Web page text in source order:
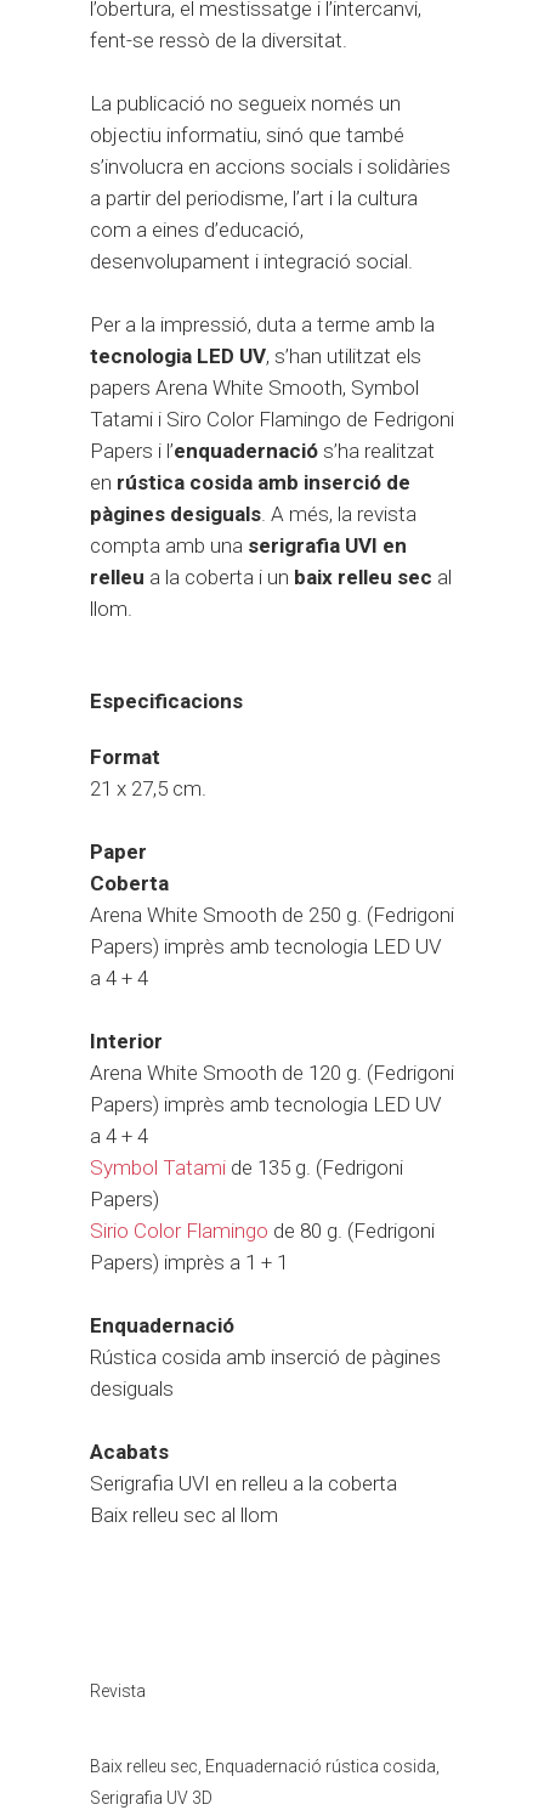
l’obertura, el mestissatge i l’intercanvi,
fent-se ressò de la diversitat.
La publicació no segueix només un
objectiu informatiu, sinó que també
s’involucra en accions socials i solidàries
a partir del periodisme, l’art i la cultura
com a eines d’educació,
desenvolupament i integració social.
Per a la impressió, duta a terme amb la
tecnologia LED UV, s’han utilitzat els
papers Arena White Smooth, Symbol
Tatami i Siro Color Flamingo de Fedrigoni
Papers i l’enquadernació s’ha realitzat
en rústica cosida amb inserció de
pàgines desiguals. A més, la revista
compta amb una serigrafia UVI en
relleu a la coberta i un baix relleu sec al
llom.
Especificacions
Format
21 x 27,5 cm.
Paper
Coberta
Arena White Smooth de 250 g. (Fedrigoni
Papers) imprès amb tecnologia LED UV
a 4 + 4
Interior
Arena White Smooth de 120 g. (Fedrigoni
Papers) imprès amb tecnologia LED UV
a 4 + 4
Symbol Tatami de 135 g. (Fedrigoni
Papers)
Sirio Color Flamingo de 80 g. (Fedrigoni
Papers) imprès a 1 + 1
Enquadernació
Rústica cosida amb inserció de pàgines
desiguals
Acabats
Serigrafia UVI en relleu a la coberta
Baix relleu sec al llom
Revista
Baix relleu sec, Enquadernació rústica cosida,
Serigrafia UV 3D